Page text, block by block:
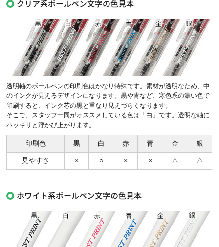
クリア系ボールペン文字の色見本
透明軸のボールペンの印刷色はかなり特殊です。素材が透明なため、中
のインクが見えるデザインになります。黒や青など、寒色系の濃い色で
印刷すると、インク芯の黒と重なり見えづらくなります。
そこで、スタッフ一同がオススメしている色は「白」です。透明な軸に
ハッキリと浮かび上がります。
印刷色 黒 白 赤 青 金 銀
見やすさ × ○ × × △ △
ホワイト系ボールペン文字の色見本